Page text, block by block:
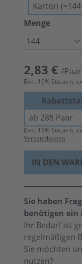
Karton
Menge
2,83 € /Paar
Exkl. 19% Steuern,
ab 288 Paar
Exkl. 19% Steuern,
Versandkosten
IN DEN
Sie haben
benötigen ein
Ihr Bedarf ist
regelmäßigen
Sie möchten
nutzen?